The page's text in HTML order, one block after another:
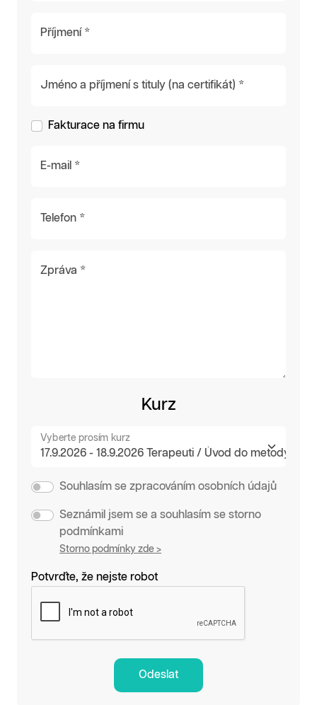
Příjmení *
Jméno a příjmení s tituly (na certifikát) *
Fakturace na firmu
E-mail *
Telefon *
Zpráva *
Kurz
Vyberte prosím kurz
Souhlasím se zpracováním osobních údajů
Seznámil jsem se a souhlasím se storno
podmínkami
Storno podmínky zde >
Potvrďte, že nejste robot
Odeslat